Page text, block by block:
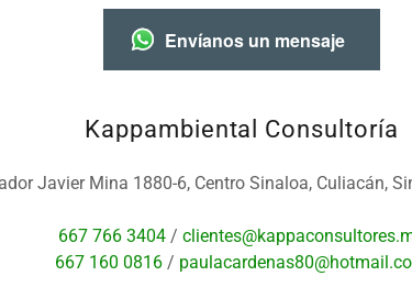
Envíanos un mensaje
Kappambiental Consultoría
Javier Mina 1880-6, Centro Sinaloa, Culiacán,
667 766 3404 /
667 160 0816 /